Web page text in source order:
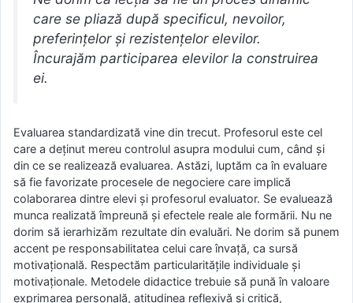
care se pliază după specificul, nevoilor,
preferinţelor şi rezistenţelor elevilor.
Încurajăm participarea elevilor la construirea
ei.
Evaluarea standardizată vine din trecut. Profesorul este cel
care a deţinut mereu controlul asupra modului cum, când şi
din ce se realizează evaluarea. Astăzi, luptăm ca în evaluare
să fie favorizate procesele de negociere care implică
colaborarea dintre elevi şi profesorul evaluator. Se evaluează
munca realizată împreună şi efectele reale ale formării. Nu ne
dorim să ierarhizăm rezultate din evaluări. Ne dorim să punem
accent pe responsabilitatea celui care învaţă, ca sursă
motivaţională. Respectăm particularităţile individuale şi
motivaţionale. Metodele didactice trebuie să pună în valoare
exprimarea personală, atitudinea reflexivă şi critică,